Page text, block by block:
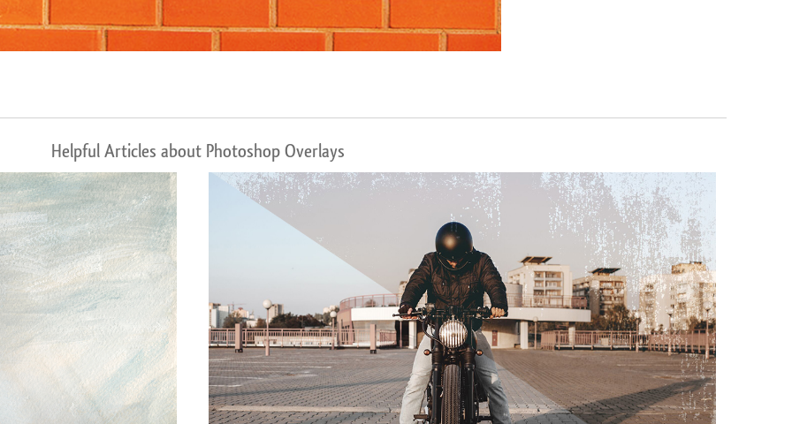
Helpful Articles about Photoshop Overlays